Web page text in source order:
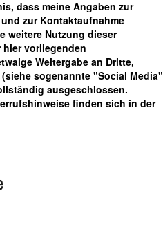
dass meine Angaben zur
zur Kontaktaufnahme
weitere Nutzung dieser
vorliegenden
Weitergabe an Dritte,
sogenannte "Social Media"
ausgeschlossen.
finden sich in der